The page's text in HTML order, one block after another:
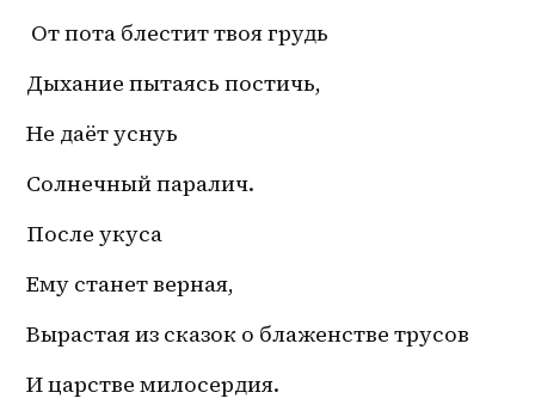
От пота блестит твоя грудь
Дыхание пытаясь постичь,
Не даёт уснуь
Солнечный паралич.
После укуса
Ему станет верная,
Вырастая из сказок о блаженстве трусов
И царстве милосердия.